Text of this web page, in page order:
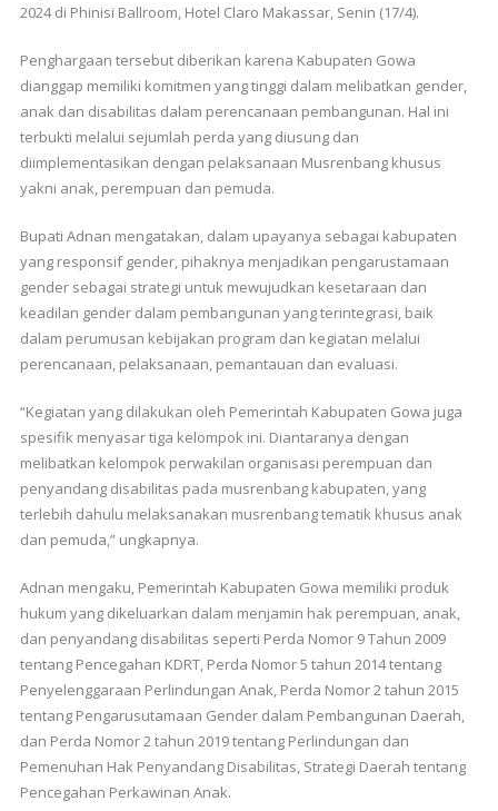
2024 di Phinisi Ballroom, Hotel Claro Makassar, Senin (17/4).
Penghargaan tersebut diberikan karena Kabupaten Gowa
dianggap memiliki komitmen yang tinggi dalam melibatkan gender,
anak dan disabilitas dalam perencanaan pembangunan. Hal ini
terbukti melalui sejumlah perda yang diusung dan
diimplementasikan dengan pelaksanaan Musrenbang khusus
yakni anak, perempuan dan pemuda.
Bupati Adnan mengatakan, dalam upayanya sebagai kabupaten
yang responsif gender, pihaknya menjadikan pengarustamaan
gender sebagai strategi untuk mewujudkan kesetaraan dan
keadilan gender dalam pembangunan yang terintegrasi, baik
dalam perumusan kebijakan program dan kegiatan melalui
perencanaan, pelaksanaan, pemantauan dan evaluasi.
“Kegiatan yang dilakukan oleh Pemerintah Kabupaten Gowa juga
spesifik menyasar tiga kelompok ini. Diantaranya dengan
melibatkan kelompok perwakilan organisasi perempuan dan
penyandang disabilitas pada musrenbang kabupaten, yang
terlebih dahulu melaksanakan musrenbang tematik khusus anak
dan pemuda,” ungkapnya.
Adnan mengaku, Pemerintah Kabupaten Gowa memiliki produk
hukum yang dikeluarkan dalam menjamin hak perempuan, anak,
dan penyandang disabilitas seperti Perda Nomor 9 Tahun 2009
tentang Pencegahan KDRT, Perda Nomor 5 tahun 2014 tentang
Penyelenggaraan Perlindungan Anak, Perda Nomor 2 tahun 2015
tentang Pengarusutamaan Gender dalam Pembangunan Daerah,
dan Perda Nomor 2 tahun 2019 tentang Perlindungan dan
Pemenuhan Hak Penyandang Disabilitas, Strategi Daerah tentang
Pencegahan Perkawinan Anak.